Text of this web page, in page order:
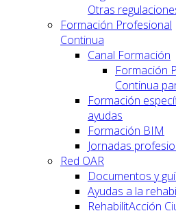
Otras
Formación Profesional
Continua
Canal Formación
Formación
Continua
Formación
ayudas
Formación BIM
Jornadas
Red OAR
Documentos y
Ayudas a la
RehabilitAcción